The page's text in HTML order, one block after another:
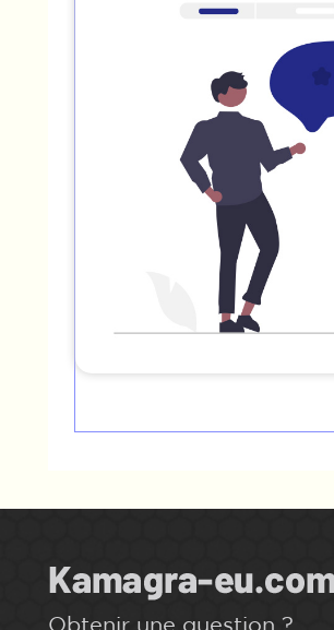
Obtenir une question ?